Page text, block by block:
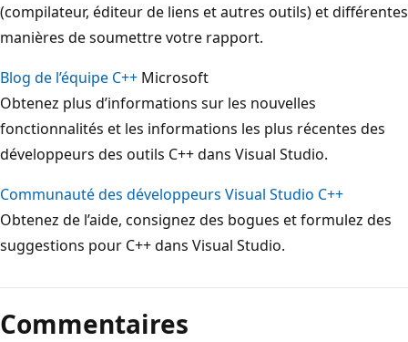
(compilateur, éditeur de liens et autres outils) et différentes
manières de soumettre votre rapport.
Blog de l’équipe C++ Microsoft
Obtenez plus d’informations sur les nouvelles
fonctionnalités et les informations les plus récentes des
développeurs des outils C++ dans Visual Studio.
Communauté des développeurs Visual Studio C++
Obtenez de l’aide, consignez des bogues et formulez des
suggestions pour C++ dans Visual Studio.
Commentaires